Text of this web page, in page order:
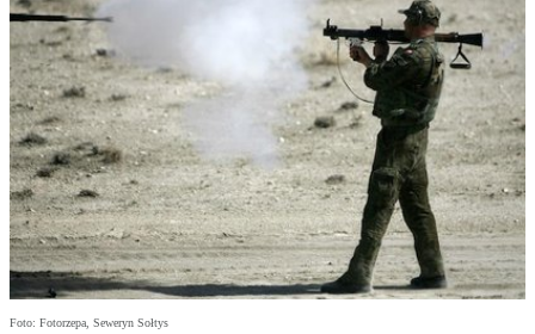
Foto: Fotorzepa, Seweryn Sołtys